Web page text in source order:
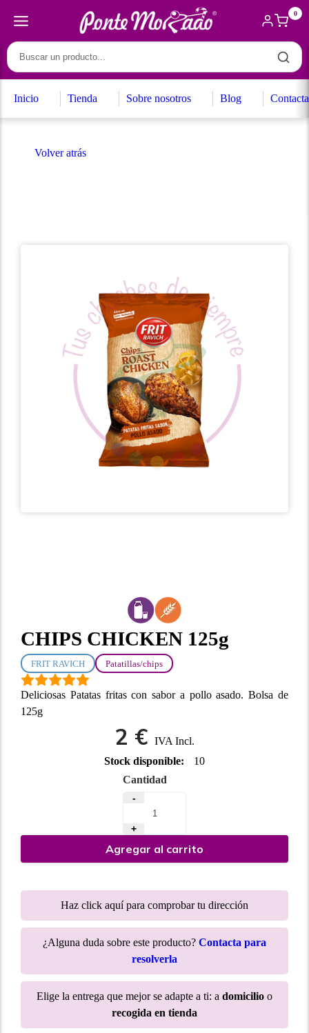
0
Inicio Tienda Sobre nosotros Blog
Volver atrás
CHIPS CHICKEN 125g
FRIT RAVICH Patatillas/chips
Deliciosas Patatas fritas con sabor a pollo asado. Bolsa de
125g
2 € IVA Incl.
Stock disponible:
10
Cantidad
-
+
Agregar al carrito
Haz click aquí para comprobar tu dirección
¿Alguna duda sobre este producto? Contacta para
resolverla
Elige la entrega que mejor se adapte a ti: a domicilio o
recogida en tienda